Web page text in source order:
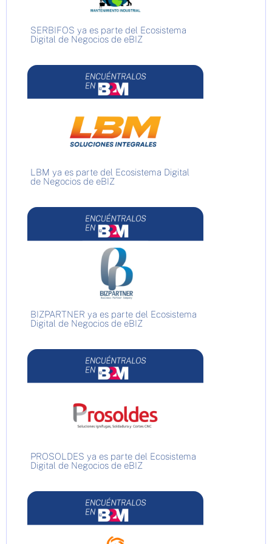
SERBIFOS ya es parte del Ecosistema
Digital de Negocios de eBIZ
LBM ya es parte del Ecosistema Digital
de Negocios de eBIZ
BIZPARTNER ya es parte del Ecosistema
Digital de Negocios de eBIZ
PROSOLDES ya es parte del Ecosistema
Digital de Negocios de eBIZ